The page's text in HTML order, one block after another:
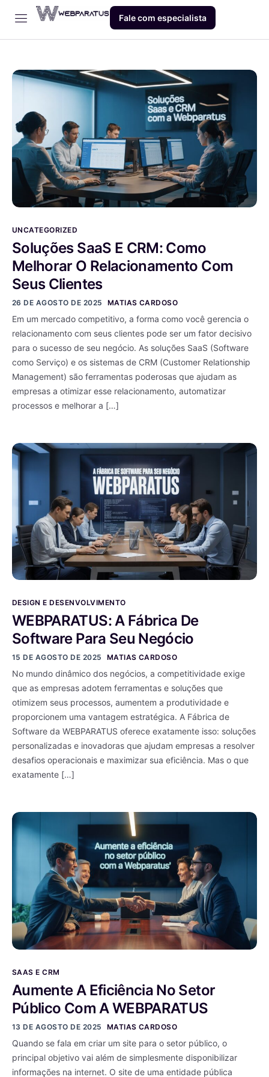
Dev
Blog
Contato
Fale com especialista
UNCATEGORIZED
Soluções SaaS E CRM: Como
Melhorar O Relacionamento Com
Seus Clientes
26 DE AGOSTO DE 2025 MATIAS CARDOSO
Em um mercado competitivo, a forma como você gerencia o
relacionamento com seus clientes pode ser um fator decisivo
para o sucesso de seu negócio. As soluções SaaS (Software
como Serviço) e os sistemas de CRM (Customer Relationship
Management) são ferramentas poderosas que ajudam as
empresas a otimizar esse relacionamento, automatizar
processos e melhorar a […]
DESIGN E DESENVOLVIMENTO
WEBPARATUS: A Fábrica De
Software Para Seu Negócio
15 DE AGOSTO DE 2025 MATIAS CARDOSO
No mundo dinâmico dos negócios, a competitividade exige
que as empresas adotem ferramentas e soluções que
otimizem seus processos, aumentem a produtividade e
proporcionem uma vantagem estratégica. A Fábrica de
Software da WEBPARATUS oferece exatamente isso: soluções
personalizadas e inovadoras que ajudam empresas a resolver
desafios operacionais e maximizar sua eficiência. Mas o que
exatamente […]
SAAS E CRM
Aumente A Eficiência No Setor
Público Com A WEBPARATUS
13 DE AGOSTO DE 2025 MATIAS CARDOSO
Quando se fala em criar um site para o setor público, o
principal objetivo vai além de simplesmente disponibilizar
informações na internet. O site de uma entidade pública